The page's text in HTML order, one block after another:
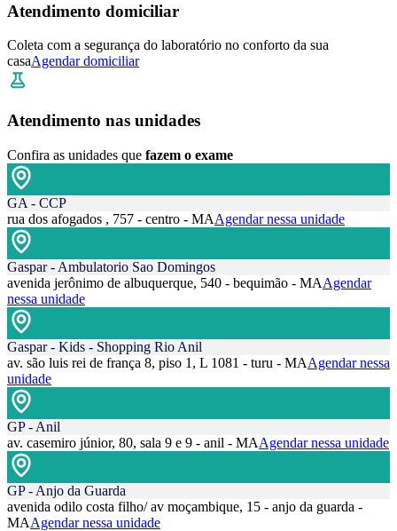
Atendimento domiciliar
Coleta com a segurança do laboratório no conforto da sua
casaAgendar domiciliar
Atendimento nas unidades
Confira as unidades que fazem o exame
GA - CCP
rua dos afogados , 757 - centro - MAAgendar nessa unidade
Gaspar - Ambulatorio Sao Domingos
avenida jerônimo de albuquerque, 540 - bequimão - MAAgendar
nessa unidade
Gaspar - Kids - Shopping Rio Anil
av. são luis rei de frança 8, piso 1, L 1081 - turu - MAAgendar nessa
unidade
GP - Anil
av. casemiro júnior, 80, sala 9 e 9 - anil - MAAgendar nessa unidade
GP - Anjo da Guarda
avenida odilo costa filho/ av moçambique, 15 - anjo da guarda -
MAAgendar nessa unidade